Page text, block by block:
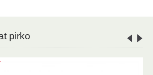
pirko